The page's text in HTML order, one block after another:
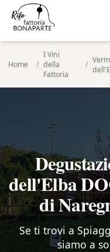
Home /
I Vini
della
Fattoria
/
dell'Elba
di
Se ti trovi a
siamo a